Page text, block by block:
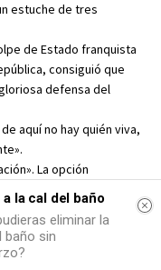
estuche de tres
de Estado franquista
consiguió que
defensa del
aquí no hay quién viva,
La opción
intervenido por
de pobreza
lo que sea.
la cal del baño
eliminar la
baño sin